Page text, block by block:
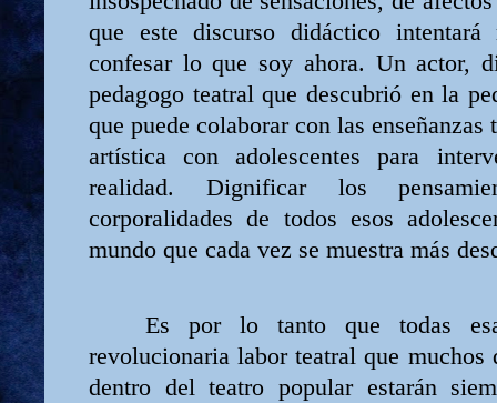
que este discurso didáctico
confesar lo que soy ahora. Un actor,
pedagogo teatral que descubrió en la
que puede colaborar con las enseñanzas
artística con adolescentes para
realidad. Dignificar los
corporalidades de todos esos
mundo que cada vez se muestra más
Es por lo tanto que todas
revolucionaria labor teatral que muchos
dentro del teatro popular estarán